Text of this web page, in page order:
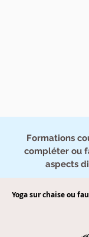
Formations
compléter ou
aspects
Yoga sur chaise ou